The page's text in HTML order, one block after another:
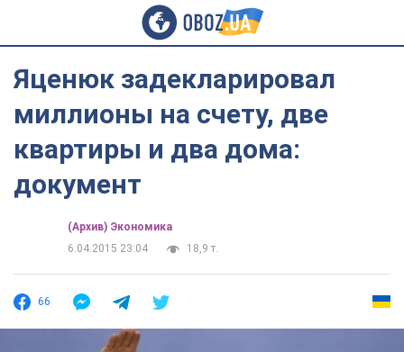
Яценюк задекларировал
миллионы на счету, две
квартиры и два дома:
документ
(Архив) Экономика
6.04.2015 23:04
18,9 т.
66